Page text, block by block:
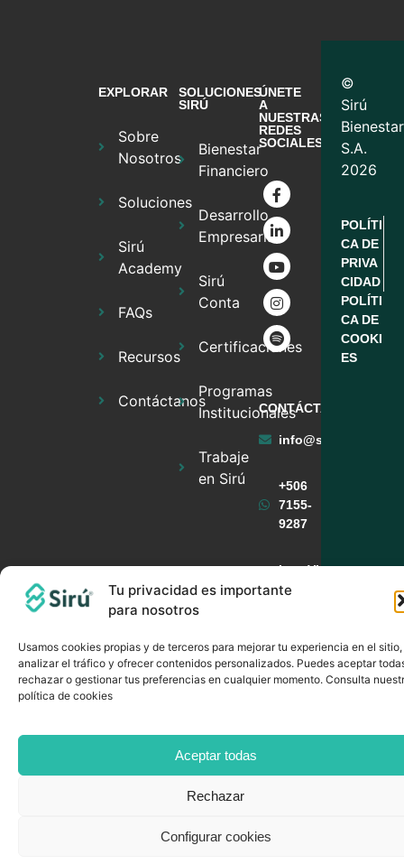
Tu privacidad es importante
para nosotros
Usamos cookies propias y de terceros para mejorar tu experiencia en el sitio,
analizar el tráfico y ofrecer contenidos personalizados. Puedes aceptar
rechazar o gestionar tus preferencias en cualquier momento. Consulta
política de cookies
Aceptar todas
Rechazar
Configurar cookies
EXPLORAR
Sobre
Nosotros
Soluciones
Sirú
Academy
FAQs
Recursos
Contáctanos
SOLUCIONES
SIRÚ
Bienestar
Financiero
Desarrollo
Empresarial
Sirú
Conta
Certificaciones
Programas
Institucionales
Trabaje
en Sirú
ÚNETE
A
NUESTRAS
REDES
SOCIALES
CONTÁCTANOS
+506
7155-
9287
Lun-Vie
8:00
©
Sirú
Bienestar
S.A.
2026
POLÍTI
CA DE
PRIVA
CIDAD
POLÍTI
CA DE
COOKI
ES